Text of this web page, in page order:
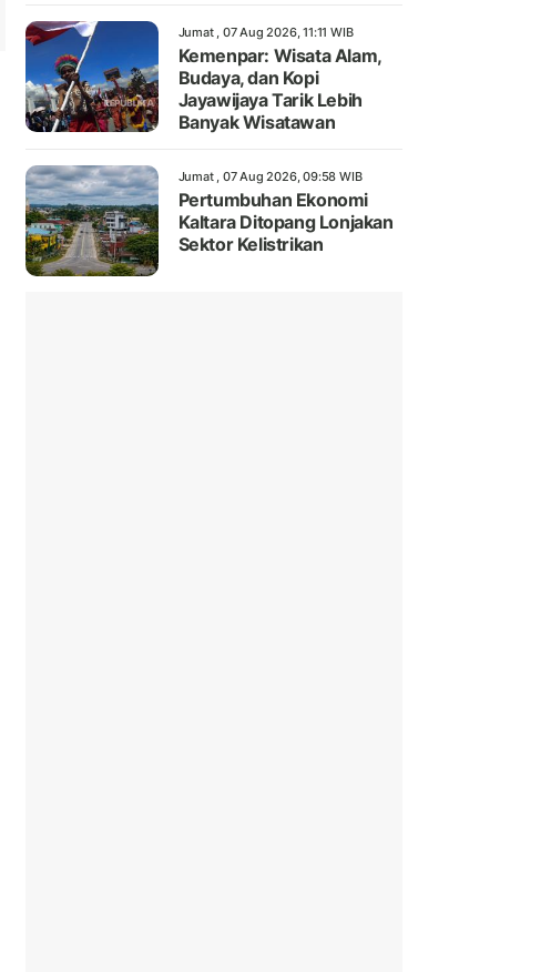
Jumat , 07 Aug 2026, 11:11 WIB
Kemenpar: Wisata Alam,
Budaya, dan Kopi
Jayawijaya Tarik Lebih
Banyak Wisatawan
Jumat , 07 Aug 2026, 09:58 WIB
Pertumbuhan Ekonomi
Kaltara Ditopang Lonjakan
Sektor Kelistrikan